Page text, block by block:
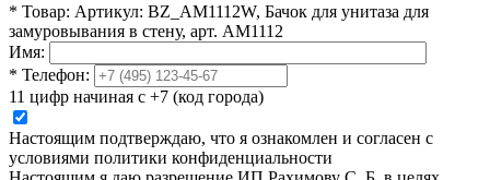
* Товар: Артикул: BZ_AM1112W, Бачок для унитаза для
замуровывания в стену, арт. AM1112
Имя:
* Телефон:
11 цифр начиная с +7 (код города)
Настоящим подтверждаю, что я ознакомлен и согласен с
условиями политики конфиденциальности